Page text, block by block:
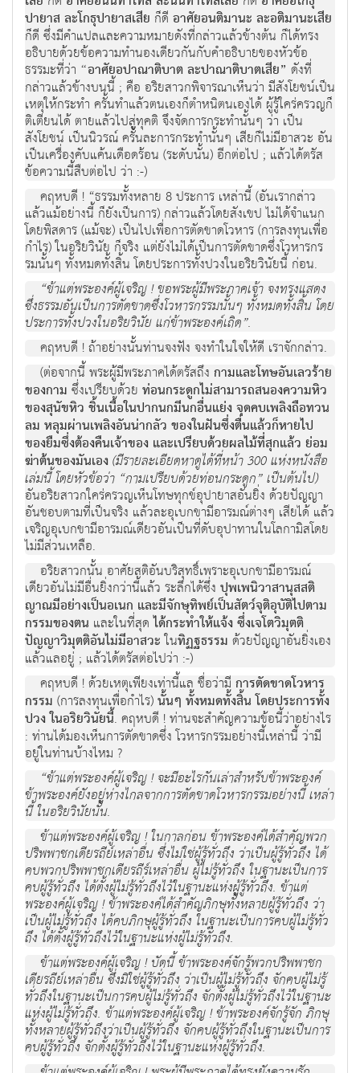
ปายาส ละโกธุปายาสเสีย ก็ดี อาศัยอนติมานะ ละอติมานะเสีย
ก็ดี ซึ่งมีคำแปลและความหมายดังที่กล่าวแล้วข้างต้น ก็ได้ทรง
อธิบายด้วยข้อความทำนองเดียวกันกับคำอธิบายของหัวข้อ
ธรรมะที่ว่า “อาศัยอปาณาติบาต ละปาณาติบาตเสีย” ดังที่
กล่าวแล้วข้างบนนี้ ; คือ อริยสาวกพิจารณาเห็นว่า มีสังโยชน์เป็น
เหตุให้กระทำ ครั้นทำแล้วตนเองก็ตำหนิตนเองได้ ผู้รู้ใคร่ครวญก็
ติเตียนได้ ตายแล้วไปสู่ทุคติ จึงจัดการกระทำนั้นๆ ว่า เป็น
สังโยชน์ เป็นนิวรณ์ ครั้นละการกระทำนั้นๆ เสียก็ไม่มีอาสวะ อัน
เป็นเครื่องคับแค้นเดือดร้อน (ระดับนั้น) อีกต่อไป ; แล้วได้ตรัส
ข้อความนี้สืบต่อไป ว่า :-)
คฤหบดี ! “ธรรมทั้งหลาย 8 ประการ เหล่านี้ (อันเรากล่าว
แล้วแม้อย่างนี้ ก็ยังเป็นการ) กล่าวแล้วโดยสังเขป ไม่ได้จำแนก
โดยพิสดาร (แม้จะ) เป็นไปเพื่อการตัดขาดโวหาร (การลงทุนเพื่อ
กำไร) ในอริยวินัย ก็จริง แต่ยังไม่ได้เป็นการตัดขาดซึ่งโวหารกร
รมนั้นๆ ทั้งหมดทั้งสิ้น โดยประการทั้งปวงในอริยวินัยนี้ ก่อน.
“ข้าแต่พระองค์ผู้เจริญ ! ขอพระผู้มีพระภาคเจ้า จงทรงแสดง
ซึ่งธรรมอันเป็นการตัดขาดซึ่งโวหารกรรมนั้นๆ ทั้งหมดทั้งสิ้น โดย
ประการทั้งปวงในอริยวินัย แก่ข้าพระองค์เถิด”.
คฤหบดี ! ถ้าอย่างนั้นท่านจงฟัง จงทำในใจให้ดี เราจักกล่าว.
(ต่อจากนี้ พระผู้มีพระภาคได้ตรัสถึงกามและโทษอันเลวร้าย
ของกาม ซึ่งเปรียบด้วย ท่อนกระดูกไม่สามารถสนองความหิว
ของสุนัขหิว ชิ้นเนื้อในปากนกมีนกอื่นแย่ง จุดคบเพลิงถือทวน
ลม หลุมผ่านเพลิงอันน่ากลัว ของในฝันซึ่งตื่นแล้วก็หายไป
ของยืมซึ่งต้องคืนเจ้าของ และเปรียบด้วยผลไม้ที่สุกแล้ว ย่อม
ฆ่าต้นของมันเอง(มีรายละเอียดหาดูได้ที่หน้า 300 แห่งหนังสือ
เล่มนี้ โดยหัวข้อว่า “กามเปรียบด้วยท่อนกระดูก” เป็นต้นไป)
อันอริยสาวกใคร่ครวญเห็นโทษทุกข์อุปายาสอันยิ่ง ด้วยปัญญา
อันชอบตามที่เป็นจริง แล้วละอุเบกขามีอารมณ์ต่างๆ เสียได้ แล้ว
เจริญอุเบกขามีอารมณ์เดียวอันเป็นที่ดับอุปาทานในโลกามิสโดย
ไม่มีส่วนเหลือ.
อริยสาวกนั้น อาศัยสติอันบริสุทธิ์เพราะอุเบกขามีอารมณ์
เดียวอันไม่มีอื่นยิ่งกว่านี้แล้ว ระลึกได้ซึ่ง ปุพเพนิวาสานุสสติ
ญาณมีอย่างเป็นอเนก และมีจักษุทิพย์เป็นสัตว์จุติอุบัติไปตาม
กรรมของตน และในที่สุดได้กระทำให้แจ้ง ซึ่งเจโตวิมุตติ
ปัญญาวิมุตติอันไม่มีอาสวะในทิฏฐธรรม ด้วยปัญญาอันยิ่งเอง
แล้วแลอยู่ ; แล้วได้ตรัสต่อไปว่า :-)
คฤหบดี ! ด้วยเหตุเพียงเท่านี้แล ชื่อว่ามีการตัดขาดโวหาร
กรรม (การลงทุนเพื่อกำไร)นั้นๆ ทั้งหมดทั้งสิ้น โดยประการทั้ง
ปวง ในอริยวินัยนี้. คฤหบดี ! ท่านจะสำคัญความข้อนี้ว่าอย่างไร
: ท่านได้มองเห็นการตัดขาดซึ่ง โวหารกรรมอย่างนี้เหล่านี้ ว่ามี
อยู่ในท่านบ้างไหม ?
“ข้าแต่พระองค์ผู้เจริญ ! จะมีอะไรกันเล่าสำหรับข้าพระองค์
ข้าพระองค์ยังอยู่ห่างไกลจากการตัดขาดโวหารกรรมอย่างนี้ เหล่า
นี้ ในอริยวินัยนั้น.
ข้าแต่พระองค์ผู้เจริญ ! ในกาลก่อน ข้าพระองค์ได้สำคัญพวก
ปริพพาชกเดียรถีย์เหล่าอื่น ซึ่งไม่ใช่ผู้รู้ทั่วถึง ว่าเป็นผู้รู้ทั่วถึง ได้
คบพวกปริพพาชกเดียรถีร์เหล่าอื่น ผู้ไม่รู้ทั่วถึง ในฐานะเป็นการ
คบผู้รู้ทั่วถึง ได้ตั้งผู้ไม่รู้ทั่วถึงไว้ในฐานะแห่งผู้รู้ทั่วถึง. ข้าแต่
พระองค์ผู้เจริญ ! ข้าพระองค์ได้สำคัญภิกษุทั้งหลายผู้รู้ทั่วถึง ว่า
เป็นผู้ไม่รู้ทั่วถึง ได้คบภิกษุผู้รู้ทั่วถึง ในฐานะเป็นการคบผู้ไม่รู้ทั่ว
ถึง ได้ตั้งผู้รู้ทั่วถึงไว้ในฐานะแห่งผู้ไม่รู้ทั่วถึง.
ข้าแต่พระองค์ผู้เจริญ ! บัดนี้ ข้าพระองค์จักรู้พวกปริพพาชก
เดียรถีย์เหล่าอื่น ซึ่งมิใช่ผู้รู้ทั่วถึง ว่าเป็นผู้ไม่รู้ทั่วถึง จักคบผู้ไม่รู้
ทั่วถึงในฐานะเป็นการคบผู้ไม่รู้ทั่วถึง จักตั้งผู้ไม่รู้ทั่วถึงไว้ในฐานะ
แห่งผู้ไม่รู้ทั่วถึง. ข้าแต่พระองค์ผู้เจริญ ! ข้าพระองค์จักรู้จัก ภิกษุ
ทั้งหลายผู้รู้ทั่วถึงว่าเป็นผู้รู้ทั่วถึง จักคบผู้รู้ทั่วถึงในฐานะเป็นการ
คบผู้รู้ทั่วถึง จักตั้งผู้รู้ทั่วถึงไว้ในฐานะแห่งผู้รู้ทั่วถึง.